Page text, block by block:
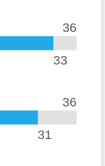
0
36
33
36
31